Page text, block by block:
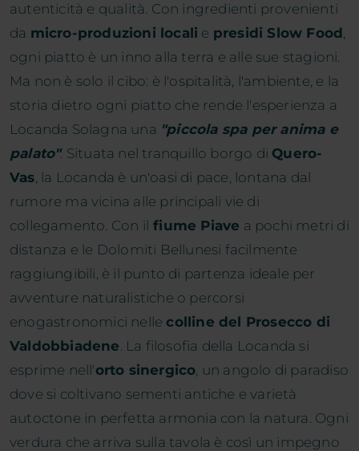
autenticità e qualità. Con ingredienti provenienti
da micro-produzioni locali e presidi Slow Food
ogni piatto è un inno alla terra e alle sue stagioni.
Ma non è solo il cibo: è l'ospitalità, l'ambiente, e la
storia dietro ogni piatto che rende l'esperienza a
Locanda Solagna una "piccola spa per anima e
palato". Situata nel tranquillo borgo di Quero-
Vas , la Locanda è un'oasi di pace, lontana dal
rumore ma vicina alle principali vie di
collegamento. Con il fiume Piave a pochi metri di
distanza e le Dolomiti Bellunesi facilmente
raggiungibili, è il punto di partenza ideale per
avventure naturalistiche o percorsi
enogastronomici nellecolline del Prosecco di
Valdobbiadene . La filosofia della Locanda si
esprime nell'orto sinergico , un angolo di paradiso
dove si coltivano sementi antiche e varietà
autoctone in perfetta armonia con la natura. Ogni
verdura che arriva sulla tavola è così un impegno